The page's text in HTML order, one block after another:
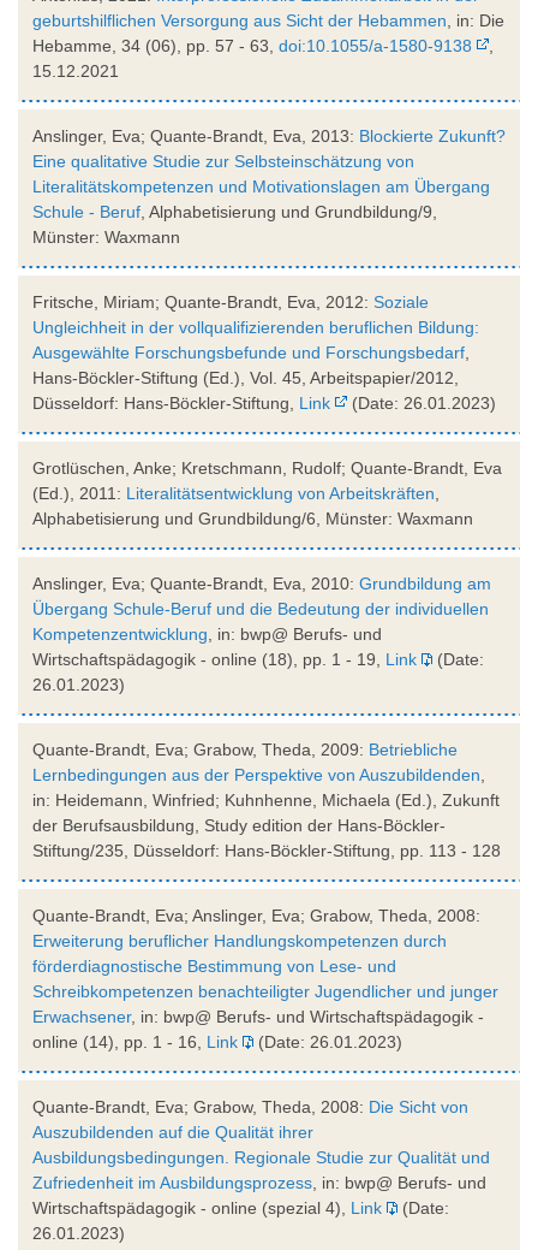
geburtshilflichen Versorgung aus Sicht der Hebammen , in: Die
Hebamme, 34 (06), pp. 57 - 63, doi:10.1055/a-1580-9138
15.12.2021
Anslinger, Eva; Quante-Brandt, Eva, 2013: Blockierte Zukunft?
Eine qualitative Studie zur Selbsteinschätzung von
Literalitätskompetenzen und Motivationslagen am Übergang
Schule - Beruf , Alphabetisierung und Grundbildung/9,
Münster: Waxmann
Fritsche, Miriam; Quante-Brandt, Eva, 2012: Soziale
Ungleichheit in der vollqualifizierenden beruflichen Bildung:
Ausgewählte Forschungsbefunde und Forschungsbedarf
Hans-Böckler-Stiftung (Ed.), Vol. 45, Arbeitspapier/2012,
Düsseldorf: Hans-Böckler-Stiftung, Link (Date: 26.01.2023)
Grotlüschen, Anke; Kretschmann, Rudolf; Quante-Brandt, Eva
(Ed.), 2011: Literalitätsentwicklung von Arbeitskräften
Alphabetisierung und Grundbildung/6, Münster: Waxmann
Anslinger, Eva; Quante-Brandt, Eva, 2010: Grundbildung am
Übergang Schule-Beruf und die Bedeutung der individuellen
Kompetenzentwicklung , in: bwp@ Berufs- und
Wirtschaftspädagogik - online (18), pp. 1 - 19, Link
(Date:
26.01.2023)
Quante-Brandt, Eva; Grabow, Theda, 2009: Betriebliche
Lernbedingungen aus der Perspektive von Auszubildenden
in: Heidemann, Winfried; Kuhnhenne, Michaela (Ed.), Zukunft
der Berufsausbildung, Study edition der Hans-Böckler-
Stiftung/235, Düsseldorf: Hans-Böckler-Stiftung, pp. 113 - 128
Quante-Brandt, Eva; Anslinger, Eva; Grabow, Theda, 2008:
Erweiterung beruflicher Handlungskompetenzen durch
förderdiagnostische Bestimmung von Lese- und
Schreibkompetenzen benachteiligter Jugendlicher und junger
Erwachsener, in: bwp@ Berufs- und Wirtschaftspädagogik -
online (14), pp. 1 - 16, Link (Date: 26.01.2023)
Quante-Brandt, Eva; Grabow, Theda, 2008: Die Sicht von
Auszubildenden auf die Qualität ihrer
Ausbildungsbedingungen. Regionale Studie zur Qualität und
Zufriedenheit im Ausbildungsprozess , in: bwp@ Berufs- und
Wirtschaftspädagogik - online (spezial 4), Link
(Date:
26.01.2023)